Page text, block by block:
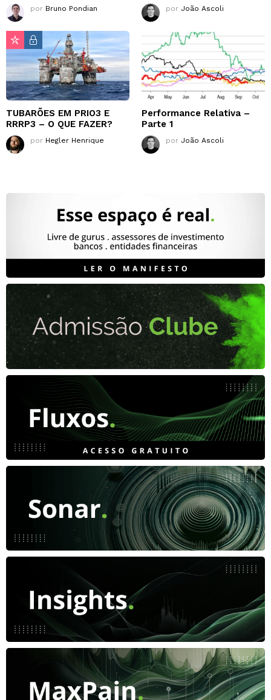
por Bruno Pondian por João Ascoli
TUBARÕES EM PRIO3 E
RRRP3 – O QUE FAZER?
por Hegler Henrique
Performance Relativa –
Parte 1
por João Ascoli